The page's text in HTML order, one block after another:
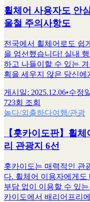
휠체어 사용자도 안
울철 주의사항도
전국에서 휠체어로도 쉽
을 엄선했습니다! 실내
하고 나들이할 수 있는
획을 세우지 않은 당신
게시일: 2025.12.06•수정
723회 조회
놀다/외출하다여행/관광
【홋카이도판】휠
리 관광지 6선
홋카이도는 매력적인 관
다. 휠체어 이용자에게
부담 없이 이용할 수 있
카이도에서 배리어프리